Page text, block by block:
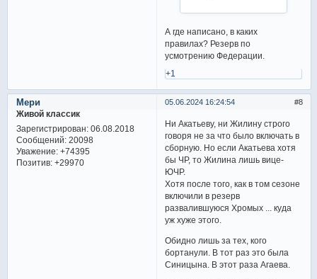
А где написано, в каких
правилах? Резерв по
усмотрению Федерации.
+1
8
05.06.2024 16:24:54
Мери
Живой классик
Зарегистрирован: 06.08.2018
Сообщений:20098
Уважение: +74395
Позитив: +29970
Ни Акатьеву, ни Жилину строго
говоря не за что было включать в
сборную. Но если Акатьева хотя
бы ЧР, то Жилина лишь вице-
ЮЧР.
Хотя после того, как в том сезоне
включили в резерв
развалившуюся Хромых ... куда
уж хуже этого.
Обидно лишь за тех, кого
бортанули. В тот раз это была
Синицына. В этот раза Агаева.